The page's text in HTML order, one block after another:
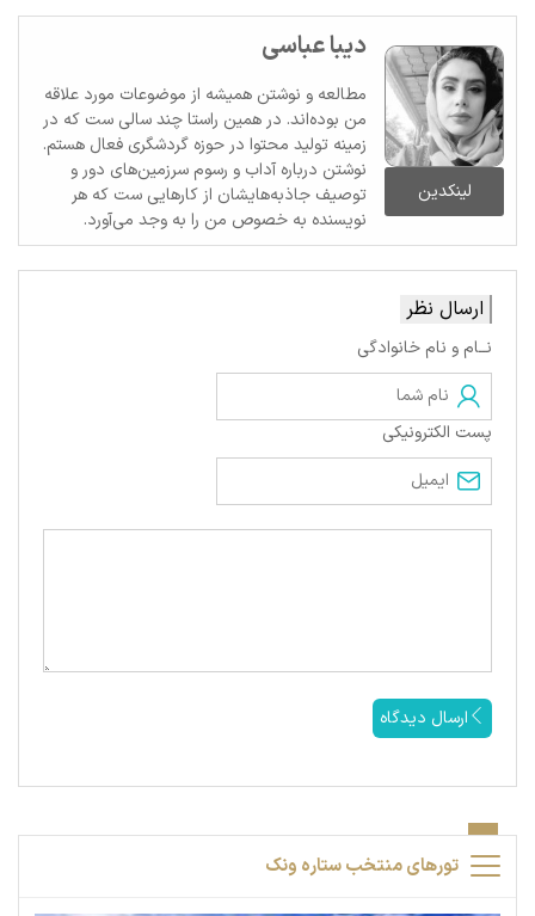
لینکدین
دیبا عباسی
مطالعه و نوشتن همیشه از موضوعات مورد علاقه
من بوده‌اند. در همین راستا چند سالی ست که در
زمینه تولید محتوا در حوزه گردشگری فعال هستم.
نوشتن درباره آداب و رسوم سرزمین‌های دور و
توصیف جاذبه‌هایشان از کارهایی ست که هر
نویسنده به خصوص من را به وجد می‌آورد.
ارسال نظر
نــام و نام خانوادگی
پست الکترونیکی
ارسال دیدگاه
تورهای منتخب ستاره ونک